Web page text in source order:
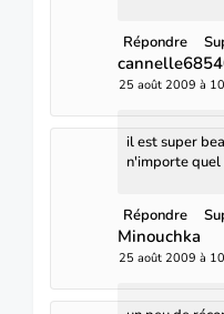
Répondre
25 août 2009 à
il est super
n'importe quel
Répondre
Minouchka
25 août 2009 à